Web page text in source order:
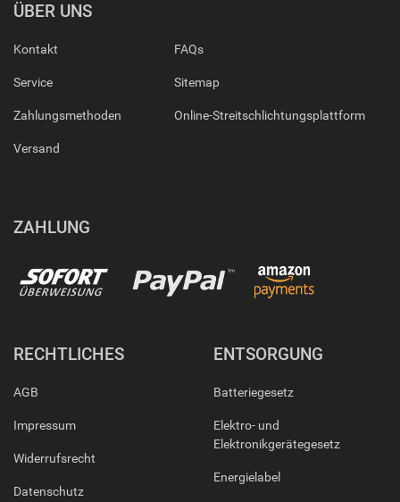
ÜBER UNS
Kontakt
Service
Zahlungsmethoden
Versand
FAQs
Sitemap
Online-Streitschlichtungsplattform
ZAHLUNG
RECHTLICHES
AGB
Impressum
Widerrufsrecht
Datenschutz
ENTSORGUNG
Batteriegesetz
Elektro- und
Elektronikgerätegesetz
Energielabel